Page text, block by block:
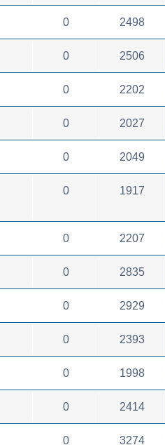
0 2498
0 2506
0 2202
0 2027
0 2049
0 1917
0 2207
0 2835
0 2929
0 2393
0 1998
0 2414
0 3274